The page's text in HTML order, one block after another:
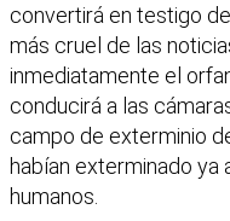
convertirá en testigo
más cruel de las
inmediatamente el
conducirá a las
campo de exterminio
habían exterminado
humanos.